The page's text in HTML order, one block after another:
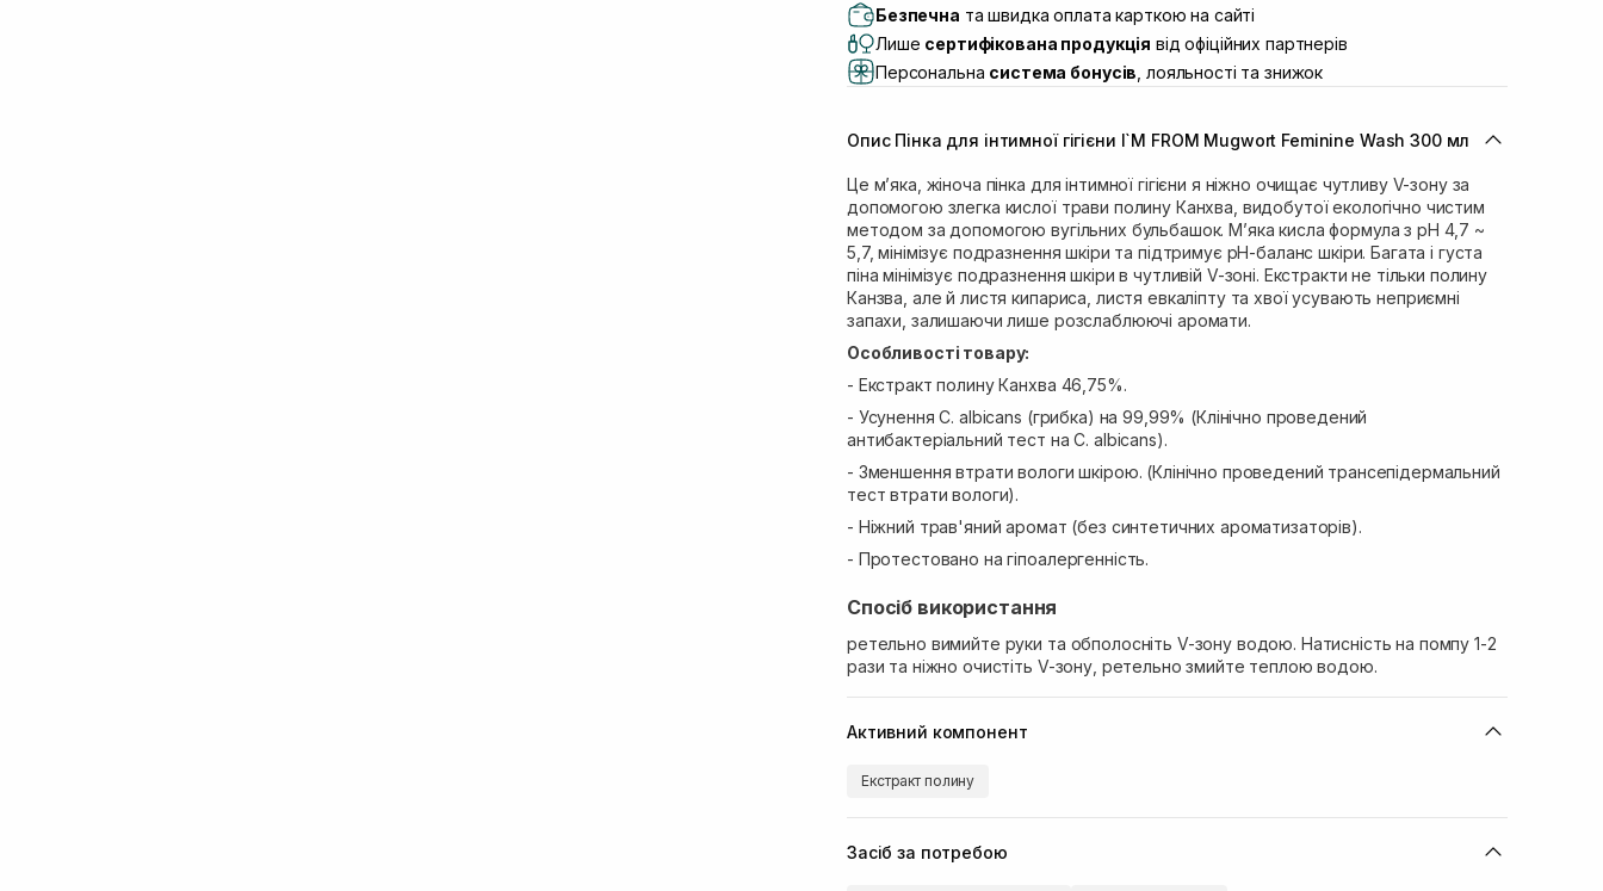
Самовивіз м. Львів, вул. Академіка Підстригача, 1В
(Duck’s Lake)
Самовивіз м. Львів, вул. Івана Франка 36
Самовивіз м. Львів, вул. Степана Бандери 45 Немає в наявності!
Самовивіз м. Рівне, вул. Кулика і Гудачека 23 (ТЦ
Безпечна та швидка оплата карткою на сайті
Лише сертифікована продукція від офіційних партнерів
Персональна система бонусів , лояльності та знижок
Опис Пінка для інтимної гігієни I`M FROM Mugwort Feminine Wash 300 мл
Це м’яка, жіноча пінка для інтимної гігієни я ніжно очищає чутливу V-зону за
допомогою злегка кислої трави полину Канхва, видобутої екологічно чистим
методом за допомогою вугільних бульбашок. М’яка кисла формула з рН 4,7 ~
5,7, мінімізує подразнення шкіри та підтримує рН-баланс шкіри. Багата і густа
піна мінімізує подразнення шкіри в чутливій V-зоні. Екстракти не тільки полину
Канзва, але й листя кипариса, листя евкаліпту та хвої усувають неприємні
запахи, залишаючи лише розслаблюючі аромати.
Особливості товару:
- Екстракт полину Канхва 46,75%.
- Усунення C. albicans (грибка) на 99,99% (Клінічно проведений
антибактеріальний тест на C. albicans).
- Зменшення втрати вологи шкірою. (Клінічно проведений трансепідермальний
тест втрати вологи).
- Ніжний трав'яний аромат (без синтетичних ароматизаторів).
- Протестовано на гіпоалергенність.
Спосіб використання
ретельно вимийте руки та обполосніть V-зону водою. Натисність на помпу 1-2
рази та ніжно очистіть V-зону, ретельно змийте теплою водою.
Активний компонент
Екстракт полину
Засіб за потребою